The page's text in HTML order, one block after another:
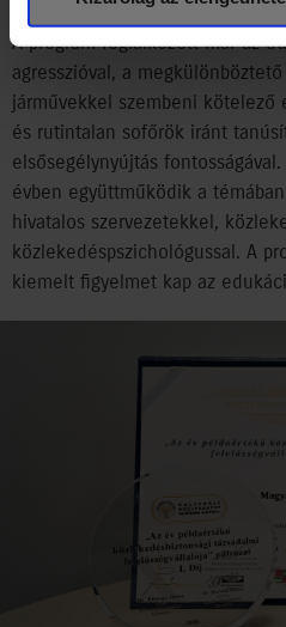
A program foglalkozott már az
agresszióval, a
járművekkel szembeni kötelező
és rutintalan sofőrök iránt
elsősegélynyújtás
évben együttműködik a
hivatalos szervezetekkel,
közlekedéspszichológussal. A
kiemelt figyelmet kap az